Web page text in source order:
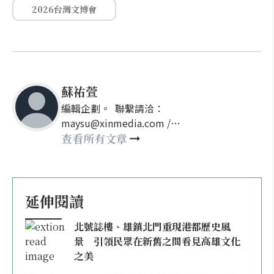
2026台灣文博會
蘇祐萱
編輯企劃。 聯繫請洽：
maysu@xinmedia.com /
may860527@gmail.com
查看所有文章
延伸閱讀
北號誌樓、雄鎮北門重現港都歷史風
景 引領民眾在新舊之間看見高雄文化
之美